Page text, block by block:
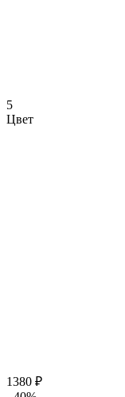
5
Цвет
1380 ₽